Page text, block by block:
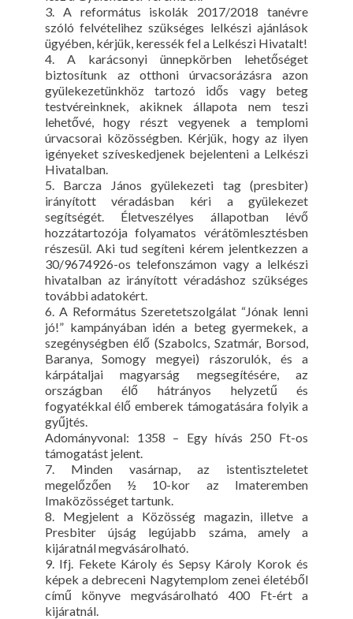
3. A református iskolák 2017/2018 tanévre
szóló felvételihez szükséges lelkészi ajánlások
ügyében, kérjük, keressék fel a Lelkészi Hivatalt!
4. A karácsonyi ünnepkörben lehetőséget
biztosítunk az otthoni úrvacsorázásra azon
gyülekezetünkhöz tartozó idős vagy beteg
testvéreinknek, akiknek állapota nem teszi
lehetővé, hogy részt vegyenek a templomi
úrvacsorai közösségben. Kérjük, hogy az ilyen
igényeket szíveskedjenek bejelenteni a Lelkészi
Hivatalban.
5. Barcza János gyülekezeti tag (presbiter)
irányított véradásban kéri a gyülekezet
segítségét. Életveszélyes állapotban lévő
hozzátartozója folyamatos vérátömlesztésben
részesül. Aki tud segíteni kérem jelentkezzen a
30/9674926-os telefonszámon vagy a lelkészi
hivatalban az irányított véradáshoz szükséges
további adatokért.
6. A Református Szeretetszolgálat “Jónak lenni
jó!” kampányában idén a beteg gyermekek, a
szegénységben élő (Szabolcs, Szatmár, Borsod,
Baranya, Somogy megyei) rászorulók, és a
kárpátaljai magyarság megsegítésére, az
országban élő hátrányos helyzetű és
fogyatékkal élő emberek támogatására folyik a
gyűjtés.
Adományvonal: 1358 – Egy hívás 250 Ft-os
támogatást jelent.
7. Minden vasárnap, az istentiszteletet
megelőzően ½ 10-kor az Imateremben
Imaközösséget tartunk.
8. Megjelent a Közösség magazin, illetve a
Presbiter újság legújabb száma, amely a
kijáratnál megvásárolható.
9. Ifj. Fekete Károly és Sepsy Károly Korok és
képek a debreceni Nagytemplom zenei életéből
című könyve megvásárolható 400 Ft-ért a
kijáratnál.